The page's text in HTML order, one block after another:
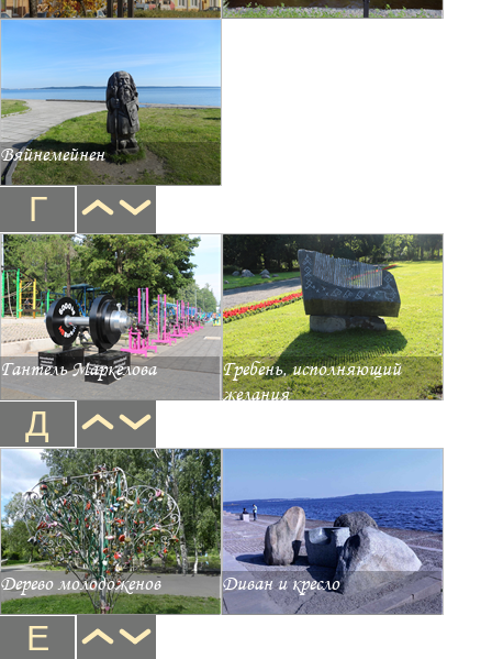
Вяйнемейнен
Г
Гантель Маркелова
Гребень, исполняющий
желания
Д
Дерево молодоженов Диван и кресло
Е